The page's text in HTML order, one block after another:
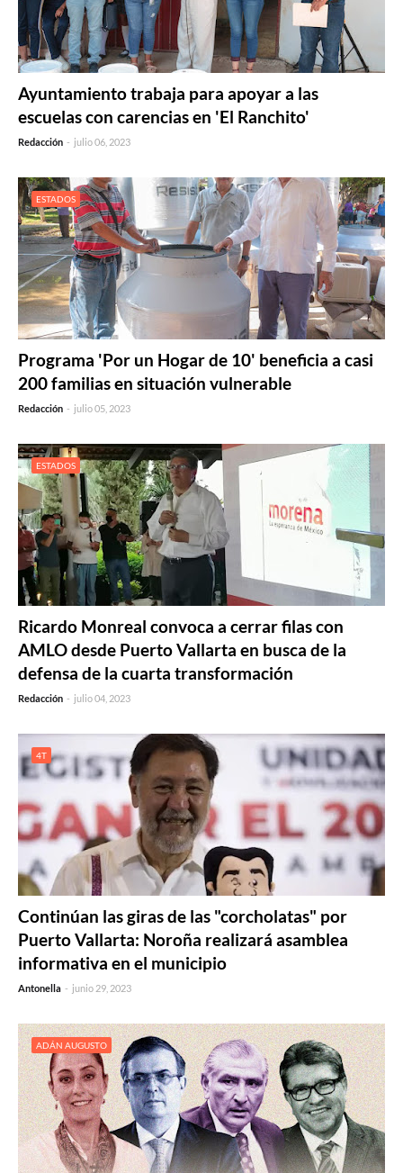
Ayuntamiento trabaja para apoyar a las
escuelas con carencias en 'El Ranchito'
Redacción - julio 06, 2023
ESTADOS
Programa 'Por un Hogar de 10' beneficia a casi
200 familias en situación vulnerable
Redacción - julio 05, 2023
ESTADOS
Ricardo Monreal convoca a cerrar filas con
AMLO desde Puerto Vallarta en busca de la
defensa de la cuarta transformación
Redacción - julio 04, 2023
4T
Continúan las giras de las "corcholatas" por
Puerto Vallarta: Noroña realizará asamblea
informativa en el municipio
Antonella - junio 29, 2023
ADÁN AUGUSTO